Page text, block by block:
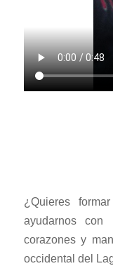
¿Quieres
ayudarnos con
corazones y
occidental del